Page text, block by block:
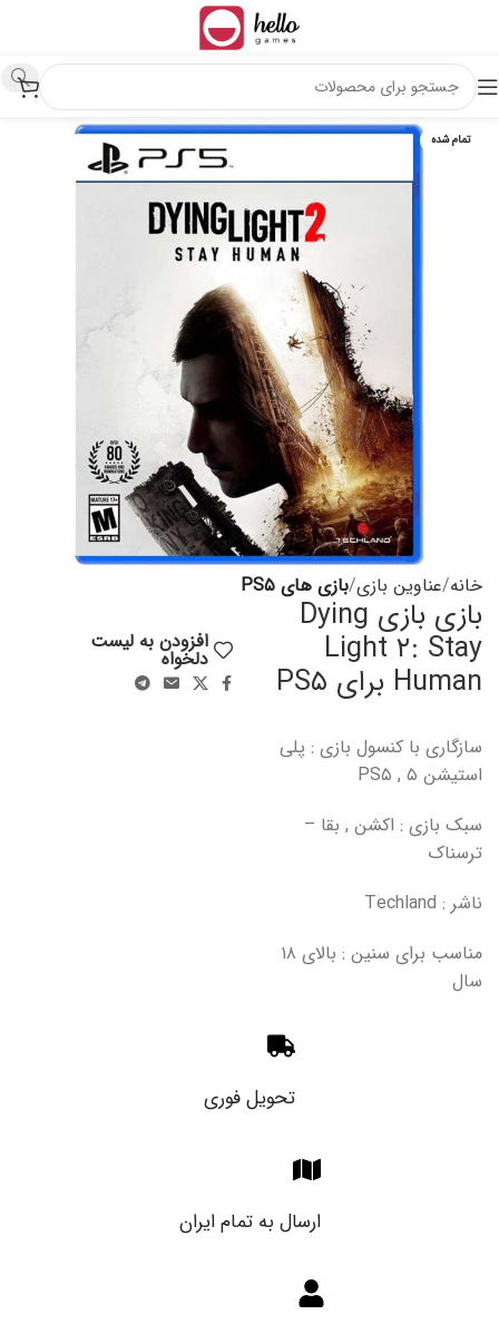
تمام شده
خانه عناوین بازی بازی های PS۵
بازی بازی Dying
Light ۲: Stay
Human برای PS۵
سازگاری با کنسول بازی : پلی
استیشن ۵ , PS۵
سبک بازی : اکشن , بقا –
ترسناک
ناشر : Techland
مناسب برای سنین : بالای ۱۸
سال
افزودن به لیست
دلخواه
تحویل فوری
ارسال به تمام ایران